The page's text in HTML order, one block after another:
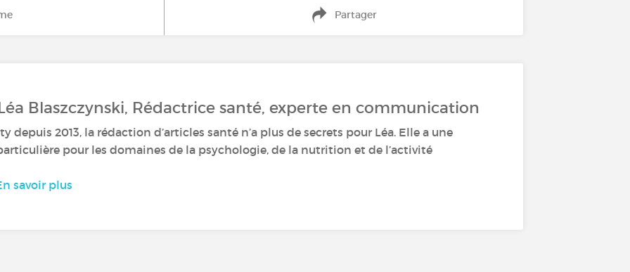
Partager
Blaszczynski, Rédactrice santé, experte en communication
depuis 2013, la rédaction d’articles santé n’a plus de secrets pour Léa. Elle a une
pour les domaines de la psychologie, de la nutrition et de l’activité
savoir plus